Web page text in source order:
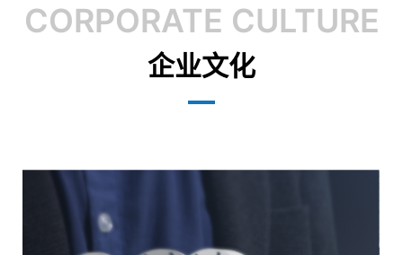
CORPORATE CULTURE
企业文化